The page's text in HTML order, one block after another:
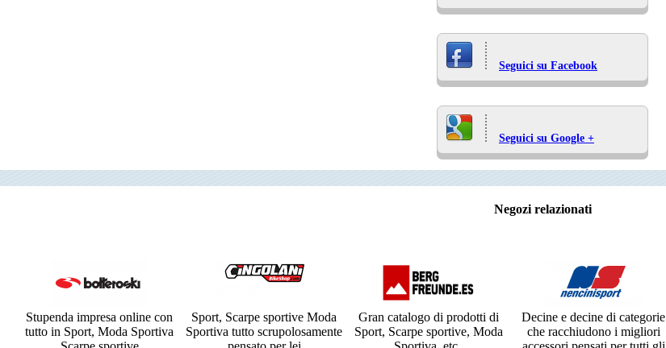
Seguici su Facebook
Seguici su Google +
Negozi relazionati
Stupenda impresa online con
tutto in Sport, Moda Sportiva
Sport, Scarpe sportive Moda
Sportiva tutto scrupolosamente
Gran catalogo di prodotti di
Sport, Scarpe sportive, Moda
Decine e decine di categorie
che racchiudono i migliori